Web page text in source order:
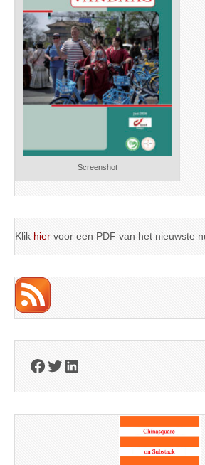
Screenshot
Klik hier voor een PDF van het nieuwste
Facebook
Twitter
LinkedIn